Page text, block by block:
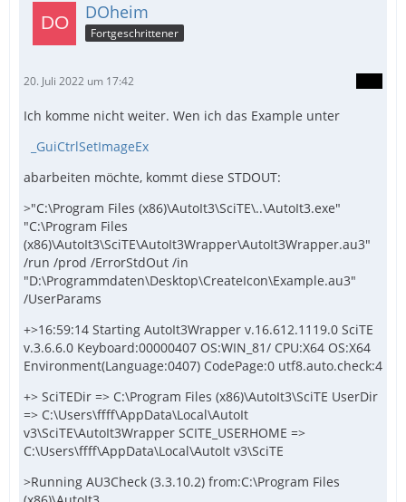
DOheim
Fortgeschrittener
20. Juli 2022 um 17:42
Ich komme nicht weiter. Wen ich das Example unter
_GuiCtrlSetImageEx
abarbeiten möchte, kommt diese STDOUT:
>"C:\Program Files (x86)\AutoIt3\SciTE\..\AutoIt3.exe"
"C:\Program Files
(x86)\AutoIt3\SciTE\AutoIt3Wrapper\AutoIt3Wrapper.au3"
/run /prod /ErrorStdOut /in
"D:\Programmdaten\Desktop\CreateIcon\Example.au3"
/UserParams
+>16:59:14 Starting AutoIt3Wrapper v.16.612.1119.0 SciTE
v.3.6.6.0 Keyboard:00000407 OS:WIN_81/ CPU:X64 OS:X64
Environment(Language:0407) CodePage:0 utf8.auto.check:4
+> SciTEDir => C:\Program Files (x86)\AutoIt3\SciTE UserDir
=> C:\Users\ffff\AppData\Local\AutoIt
v3\SciTE\AutoIt3Wrapper SCITE_USERHOME =>
C:\Users\ffff\AppData\Local\AutoIt v3\SciTE
>Running AU3Check (3.3.10.2) from:C:\Program Files